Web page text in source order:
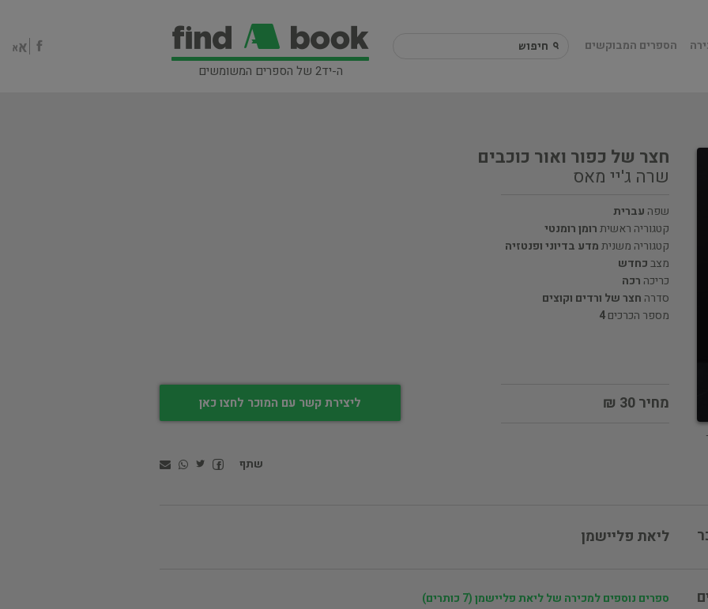
ה-יד2 של הספרים המשומשים
הספרים המבוקשים
חצר של כפור ואור כוכבים
שרה ג'יי מאס
שפה עברית
קטגוריה ראשיתרומן רומנטי
קטגוריה משניתמדע בדיוני ופנטזיה
מצבכחדש
כריכה רכה
סדרה חצר של ורדים וקוצים
מספר הכרכים4
מחיר 30 ₪ ליצירת קשר עם המוכר לחצו כאן
שתף
ליאת פליישמן
ספרים נוספים למכירה של ליאת פליישמן (7 כותרים)